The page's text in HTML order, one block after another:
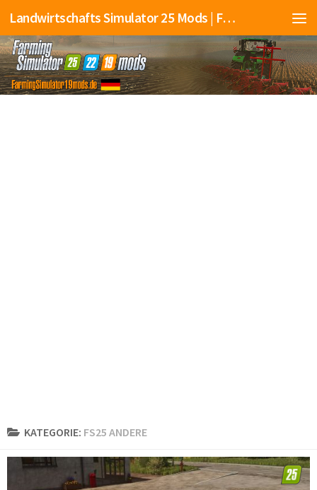
Landwirtschafts Simulator 25 Mods | Farming Simulator 25 Mods | FS25 Mods
KATEGORIE: FS25 ANDERE